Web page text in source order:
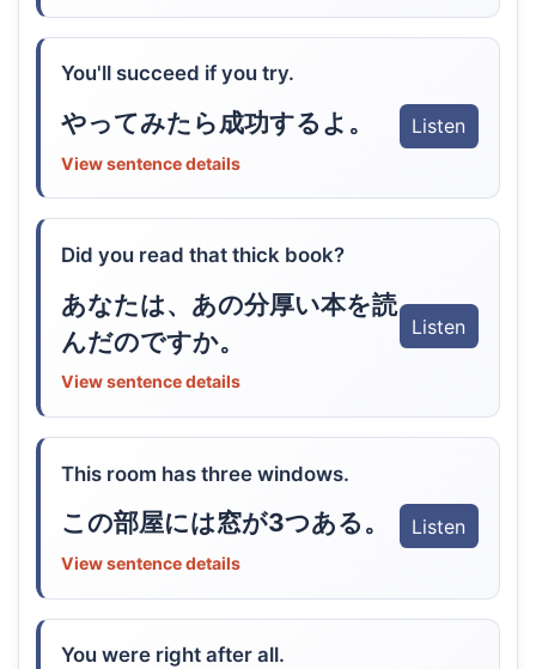
You'll succeed if you try.
やってみたら成功するよ。 Listen
View sentence details
Did you read that thick book?
あなたは、あの分厚い本を読
んだのですか。
Listen
View sentence details
This room has three windows.
この部屋には窓が3つある。 Listen
View sentence details
You were right after all.